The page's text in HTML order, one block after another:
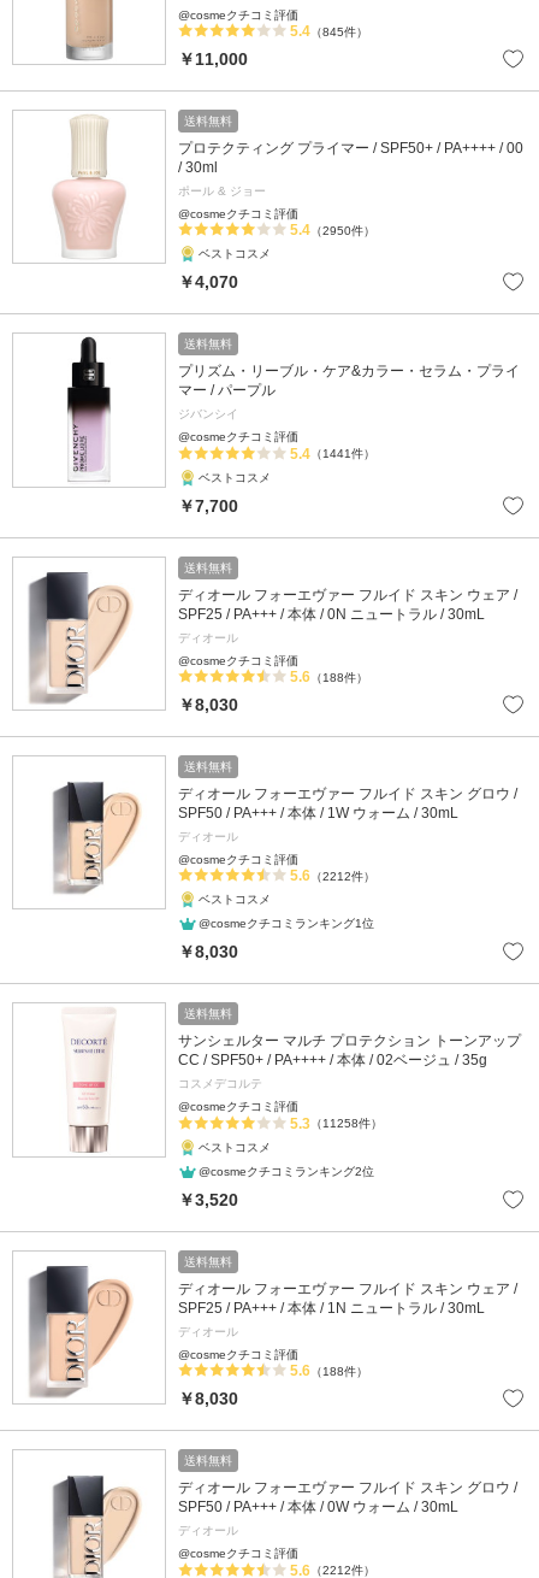
@cosmeクチコミ評価
5.4 （845件）
￥11,000
送料無料
プロテクティング プライマー / SPF50+ / PA++++ / 00
/ 30ml
ポール & ジョー
@cosmeクチコミ評価
5.4 （2950件）
ベストコスメ
￥4,070
送料無料
プリズム・リーブル・ケア&カラー・セラム・プライ
マー / パープル
ジバンシイ
@cosmeクチコミ評価
5.4 （1441件）
ベストコスメ
￥7,700
送料無料
ディオール フォーエヴァー フルイド スキン ウェア /
SPF25 / PA+++ / 本体 / 0N ニュートラル / 30mL
ディオール
@cosmeクチコミ評価
5.6 （188件）
￥8,030
送料無料
ディオール フォーエヴァー フルイド スキン グロウ /
SPF50 / PA+++ / 本体 / 1W ウォーム / 30mL
ディオール
@cosmeクチコミ評価
5.6 （2212件）
ベストコスメ
@cosmeクチコミランキング1位
￥8,030
送料無料
サンシェルター マルチ プロテクション トーンアップ
CC / SPF50+ / PA++++ / 本体 / 02ベージュ / 35g
コスメデコルテ
@cosmeクチコミ評価
5.3 （11258件）
ベストコスメ
@cosmeクチコミランキング2位
￥3,520
送料無料
ディオール フォーエヴァー フルイド スキン ウェア /
SPF25 / PA+++ / 本体 / 1N ニュートラル / 30mL
ディオール
@cosmeクチコミ評価
5.6 （188件）
￥8,030
送料無料
ディオール フォーエヴァー フルイド スキン グロウ /
SPF50 / PA+++ / 本体 / 0W ウォーム / 30mL
ディオール
@cosmeクチコミ評価
5.6 （2212件）